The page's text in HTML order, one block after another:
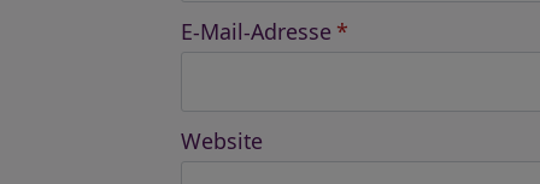
E-Mail-Adresse *
Website